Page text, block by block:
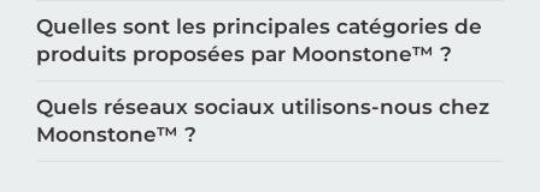
Quelles sont les principales catégories de
produits proposées par Moonstone™️ ?
Quels réseaux sociaux utilisons-nous chez
Moonstone™️ ?